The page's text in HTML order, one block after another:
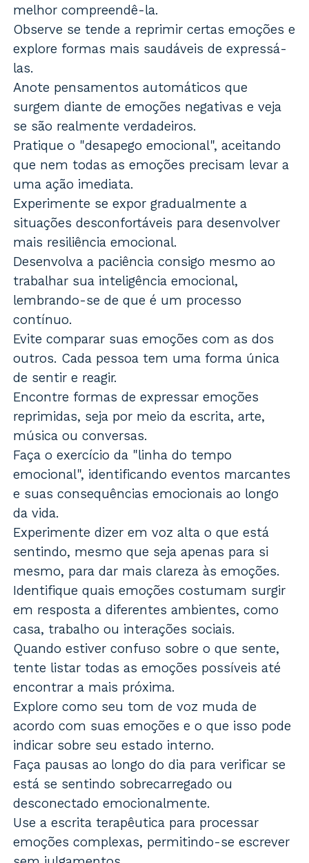
melhor compreendê-la.
Observe se tende a reprimir certas emoções e
explore formas mais saudáveis de expressá-
las.
Anote pensamentos automáticos que
surgem diante de emoções negativas e veja
se são realmente verdadeiros.
Pratique o "desapego emocional", aceitando
que nem todas as emoções precisam levar a
uma ação imediata.
Experimente se expor gradualmente a
situações desconfortáveis para desenvolver
mais resiliência emocional.
Desenvolva a paciência consigo mesmo ao
trabalhar sua inteligência emocional,
lembrando-se de que é um processo
contínuo.
Evite comparar suas emoções com as dos
outros. Cada pessoa tem uma forma única
de sentir e reagir.
Encontre formas de expressar emoções
reprimidas, seja por meio da escrita, arte,
música ou conversas.
Faça o exercício da "linha do tempo
emocional", identificando eventos marcantes
e suas consequências emocionais ao longo
da vida.
Experimente dizer em voz alta o que está
sentindo, mesmo que seja apenas para si
mesmo, para dar mais clareza às emoções.
Identifique quais emoções costumam surgir
em resposta a diferentes ambientes, como
casa, trabalho ou interações sociais.
Quando estiver confuso sobre o que sente,
tente listar todas as emoções possíveis até
encontrar a mais próxima.
Explore como seu tom de voz muda de
acordo com suas emoções e o que isso pode
indicar sobre seu estado interno.
Faça pausas ao longo do dia para verificar se
está se sentindo sobrecarregado ou
desconectado emocionalmente.
Use a escrita terapêutica para processar
emoções complexas, permitindo-se escrever